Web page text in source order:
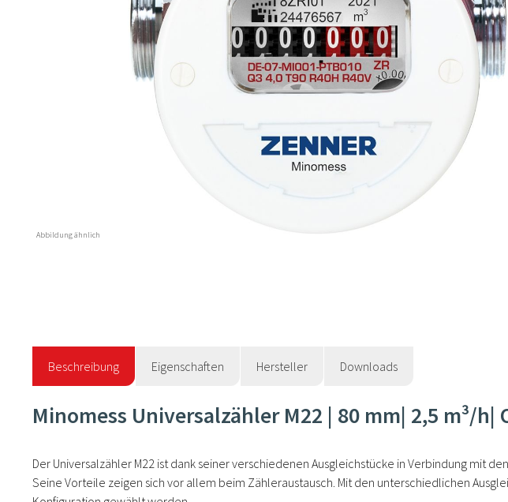
Abbildung ähnlich
Beschreibung Eigenschaften Hersteller Downloads
Minomess Universalzähler M22 | 80 mm| 2,5 m³/h|
Der Universalzähler M22 ist dank seiner verschiedenen Ausgleichstücke in Verbindung mit
Seine Vorteile zeigen sich vor allem beim Zähleraustausch. Mit den unterschiedlichen